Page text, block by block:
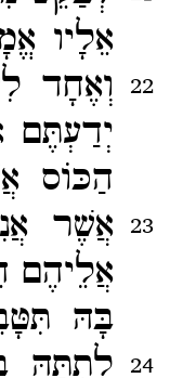
אֵלָיו
וְאֶחָד 22
יְדַעְתֶּם
הַכּוֹס
אֲשֶׁר 23
אֲלֵיהֶם
בָּהּ
לְתִתָּהּ 24